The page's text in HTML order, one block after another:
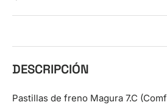
DESCRIPCIÓN
Pastillas de freno Magura 7.C